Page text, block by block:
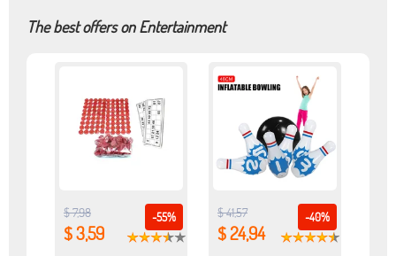
The best offers on Entertainment
-55%
$ 7,98
$ 3,59
-40%
$ 41,57
$ 24,94